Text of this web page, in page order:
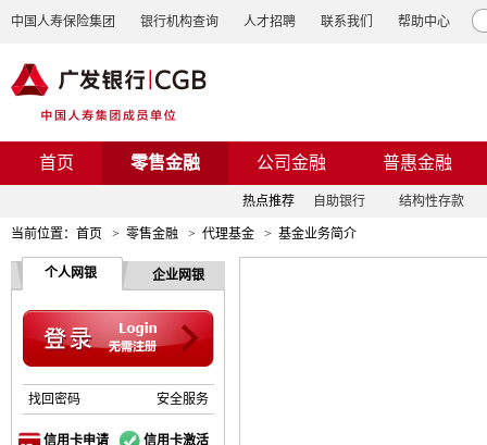
中国人寿保险集团 银行机构查询 人才招聘 联系我们 帮助中心
首页 零售金融 公司金融 普惠金融
热点推荐 自助银行 结构性存款
当前位置： 首页 > 零售金融 > 代理基金 > 基金业务简介
个人网银 企业网银
找回密码 安全服务
信用卡申请 信用卡激活